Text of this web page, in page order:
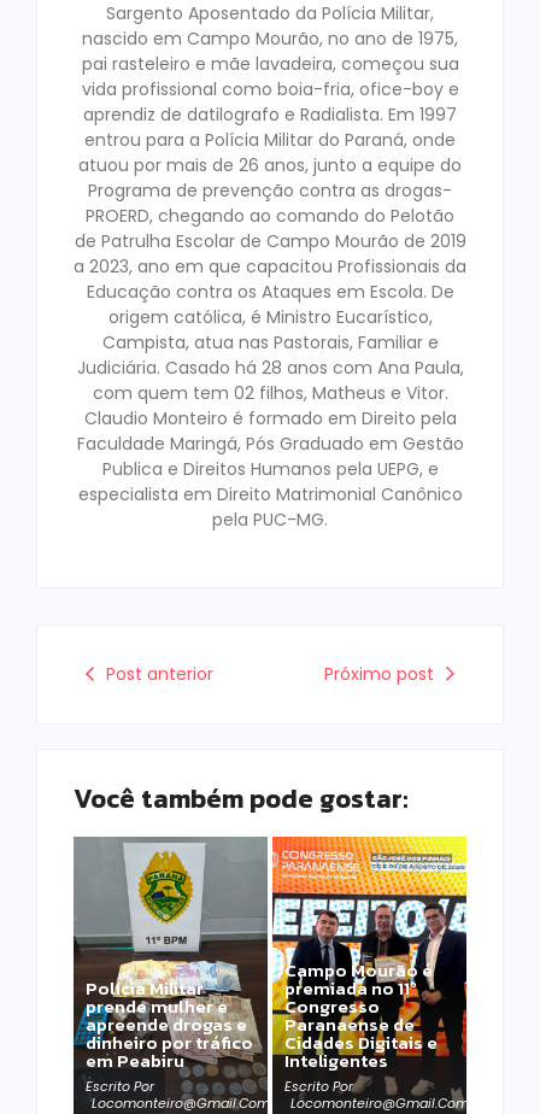
Sargento Aposentado da Polícia Militar,
nascido em Campo Mourão, no ano de 1975,
pai rasteleiro e mãe lavadeira, começou sua
vida profissional como boia-fria, ofice-boy e
aprendiz de datilografo e Radialista. Em 1997
entrou para a Polícia Militar do Paraná, onde
atuou por mais de 26 anos, junto a equipe do
Programa de prevenção contra as drogas-
PROERD, chegando ao comando do Pelotão
de Patrulha Escolar de Campo Mourão de 2019
a 2023, ano em que capacitou Profissionais da
Educação contra os Ataques em Escola. De
origem católica, é Ministro Eucarístico,
Campista, atua nas Pastorais, Familiar e
Judiciária. Casado há 28 anos com Ana Paula,
com quem tem 02 filhos, Matheus e Vitor.
Claudio Monteiro é formado em Direito pela
Faculdade Maringá, Pós Graduado em Gestão
Publica e Direitos Humanos pela UEPG, e
especialista em Direito Matrimonial Canônico
pela PUC-MG.
Post anterior Próximo post
Você também pode gostar:
Polícia Militar
prende mulher e
apreende drogas e
dinheiro por tráfico
em Peabiru
Escrito Por
Locomonteiro@gmail.com
Campo Mourão é
premiada no 11º
Congresso
Paranaense de
Cidades Digitais e
Inteligentes
Escrito Por
Locomonteiro@gmail.com